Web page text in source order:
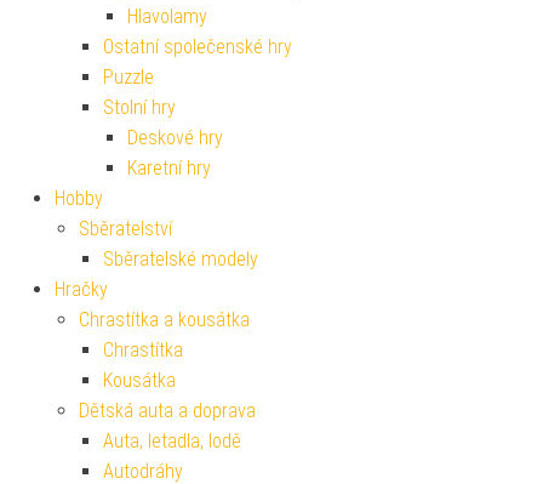
Hlavolamy
Ostatní společenské hry
Puzzle
Stolní hry
Deskové hry
Karetní hry
Hobby
Sběratelství
Sběratelské modely
Hračky
Chrastítka a kousátka
Chrastítka
Kousátka
Dětská auta a doprava
Auta, letadla, lodě
Autodráhy